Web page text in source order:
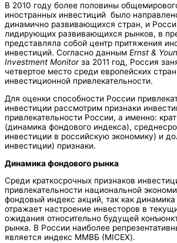
В 2010 году более половины
иностранных инвестиций было
динамично развивающихся стран, и
лидирующих развивающихся рынков, в
представляла собой центр притяжения
инвестиций. Согласно данным Ernst &
Investment Monitorза 2011 год, Россия
четвертое место среди европейских
инвестиционной привлекательности.
Для оценки способности России
инвестиции рассмотрим признаки
привлекательности России, а именно:
(динамика фондового индекса),
инвестиции в российскую экономику) и
инвестиции) признаки.
Динамика фондового рынка
Среди краткосрочных признаков
привлекательности национальной
фондовый индекс акций, так как динамика
отражает настроение инвесторов в
ожидания относительно будущей
рынка. В России наиболее
является индекс ММВБ (MICEX).